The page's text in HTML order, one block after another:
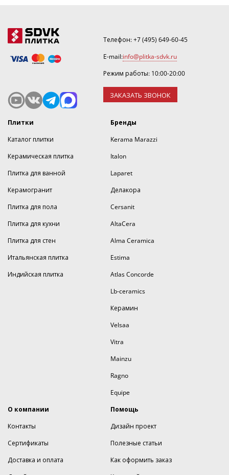
Телефон:+7 (495) 649-60-45
E-mail:info@plitka-sdvk.ru
Режим работы: 10:00-20:00
ЗАКАЗАТЬ ЗВОНОК
Плитки
Каталог плитки
Керамическая плитка
Плитка для ванной
Керамогранит
Плитка для пола
Плитка для кухни
Плитка для стен
Итальянская плитка
Индийская плитка
Бренды
Kerama Marazzi
Italon
Laparet
Делакора
Cersanit
AltaCera
Alma Ceramica
Estima
Atlas Concorde
Lb-ceramics
Керамин
Velsaa
Vitra
Mainzu
Ragno
Equipe
О компании
Контакты
Сертификаты
Доставка и оплата
Помощь
Дизайн проект
Полезные статьи
Как оформить заказ